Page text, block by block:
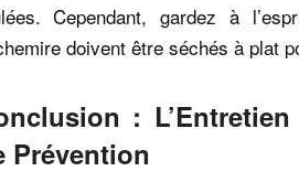
Cependant, gardez à
doivent être séchés à plat
:
Prévention